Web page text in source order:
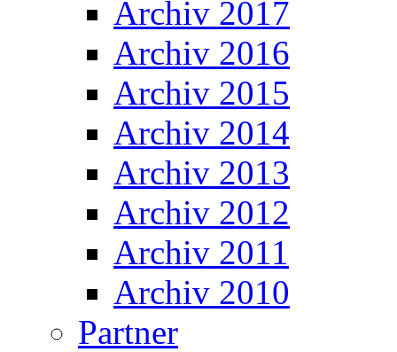
Archiv 2017
Archiv 2016
Archiv 2015
Archiv 2014
Archiv 2013
Archiv 2012
Archiv 2011
Archiv 2010
Partner